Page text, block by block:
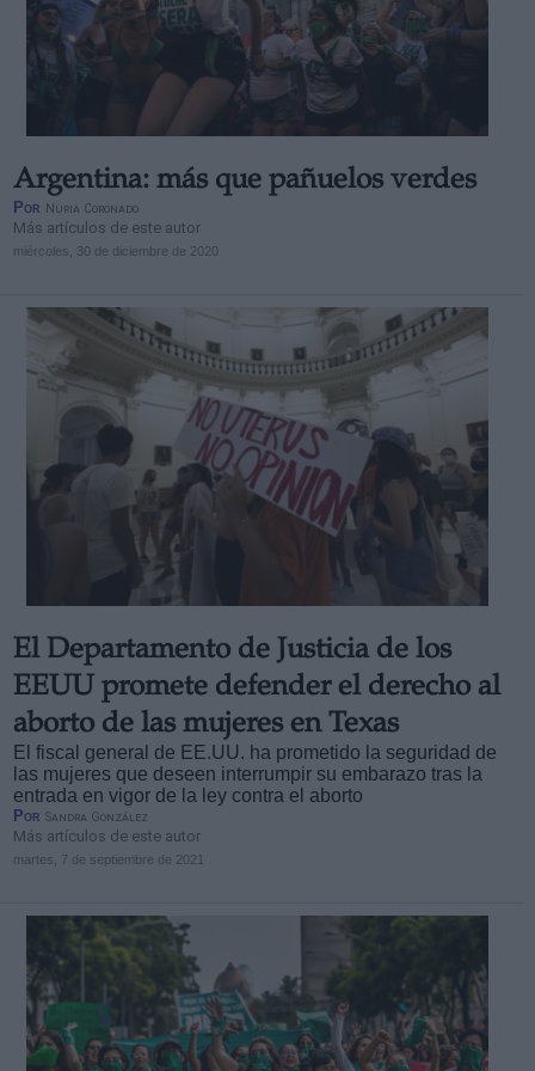
Argentina: más que pañuelos verdes
Por Nuria Coronado
Más artículos de este autor
miércoles, 30 de diciembre de 2020
El Departamento de Justicia de los
EEUU promete defender el derecho al
aborto de las mujeres en Texas
El fiscal general de EE.UU. ha prometido la seguridad de
las mujeres que deseen interrumpir su embarazo tras la
entrada en vigor de la ley contra el aborto
Por Sandra González
Más artículos de este autor
martes, 7 de septiembre de 2021